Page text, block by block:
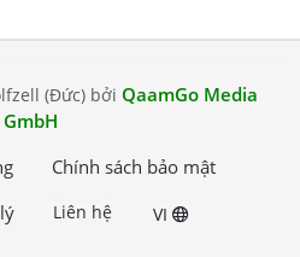
(Đức) bởi QaamGo Media
GmbH
Chính sách bảo mật
Liên hệ VI